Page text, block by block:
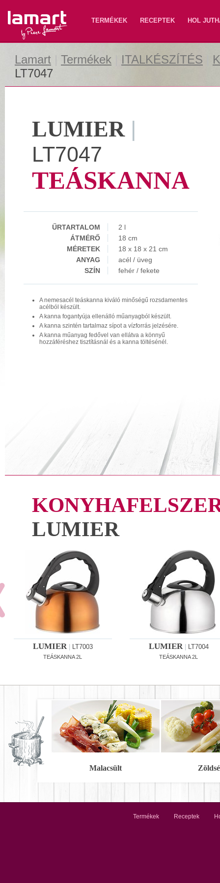
Lamart TERMÉKEK RECEPTEK HOL
Lamart Termékek ITALKÉSZÍTÉS
LT7047
LUMIER|
LT7047
TEÁSKANNA
ŰRTARTALOM
2 l
ÁTMÉRŐ
18 cm
MÉRETEK
18 x 18 x 21 cm
ANYAG
acél / üveg
SZÍN
fehér / fekete
A nemesacél teáskanna kiváló minőségű rozsdamentes
acélból készült.
A kanna fogantyúja ellenálló műanyagból készült.
A kanna szintén tartalmaz sípot a vízforrás jelzésére.
A kanna műanyag fedővel van ellátva a könnyű
hozzáféréshez tisztításnál és a kanna töltésénél.
LUMIER
LUMIER| LT7003
TEÁSKANNA 2L
LUMIER| LT7004
TEÁSKANNA 2L
Malacsült
Termékek Receptek